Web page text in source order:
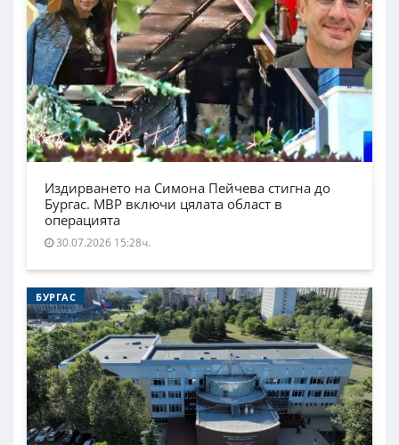
Издирването на Симона Пейчева стигна до
Бургас. МВР включи цялата област в
операцията
30.07.2026 15:28ч.
БУРГАС